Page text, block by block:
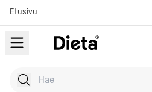
Etusivu
Hae tuotteita
Kirjoita hakusana...